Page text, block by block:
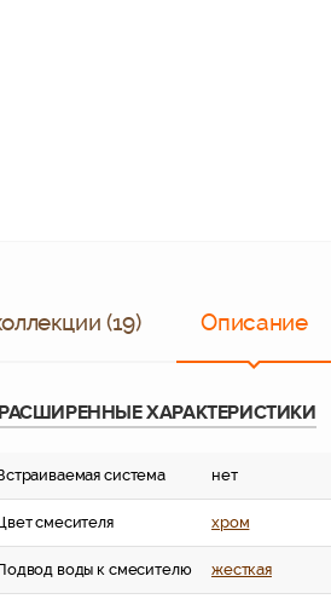
(19) Описание
РАСШИРЕННЫЕ ХАРАКТЕРИСТИКИ
система нет
смесителя хром
воды к смесителю жесткая